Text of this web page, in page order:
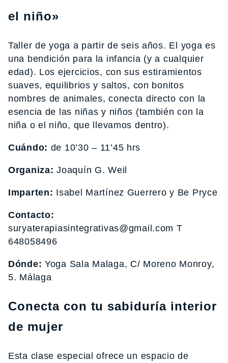
el niño»
Taller de yoga a partir de seis años. El yoga es
una bendición para la infancia (y a cualquier
edad). Los ejercicios, con sus estiramientos
suaves, equilibrios y saltos, con bonitos
nombres de animales, conecta directo con la
esencia de las niñas y niños (también con la
niña o el niño, que llevamos dentro).
Cuándo: de 10’30 – 11’45 hrs
Organiza: Joaquín G. Weil
Imparten: Isabel Martínez Guerrero y Be Pryce
Contacto:
suryaterapiasintegrativas@gmail.com T
648058496
Dónde: Yoga Sala Malaga, C/ Moreno Monroy,
5. Málaga
Conecta con tu sabiduría interior
de mujer
Esta clase especial ofrece un espacio de